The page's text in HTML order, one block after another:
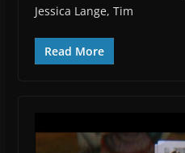
Jessica Lange, Tim
Read More